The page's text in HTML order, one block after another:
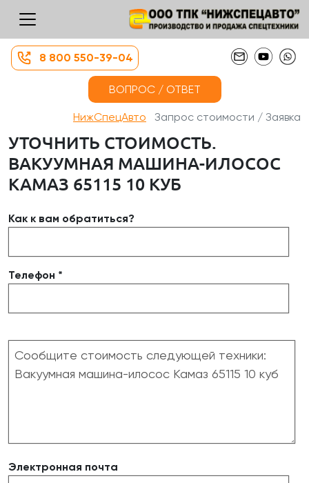
8 800 550-39-04
ВОПРОС / ОТВЕТ
НижСпецАвто Запрос стоимости / Заявка
УТОЧНИТЬ СТОИМОСТЬ.
ВАКУУМНАЯ МАШИНА-ИЛОСОС
КАМАЗ 65115 10 КУБ
Как к вам обратиться?
Телефон *
Электронная почта